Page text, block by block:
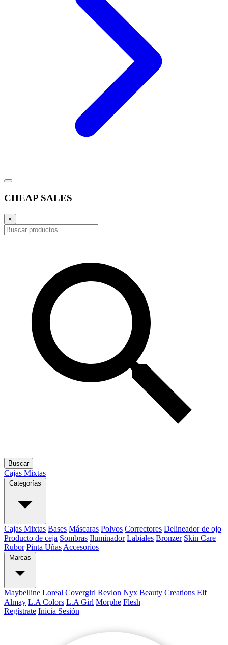
CHEAP SALES
×
Buscar
Cajas Mixtas
Categorías
Cajas Mixtas Bases Máscaras Polvos Correctores Delineador de ojo
Producto de ceja Sombras Iluminador Labiales Bronzer Skin Care
Rubor Pinta Uñas Accesorios
Marcas
Maybelline Loreal Covergirl Revlon Nyx Beauty Creations Elf
Almay L.A Colors L.A Girl Morphe Flesh
Regístrate Inicia Sesión